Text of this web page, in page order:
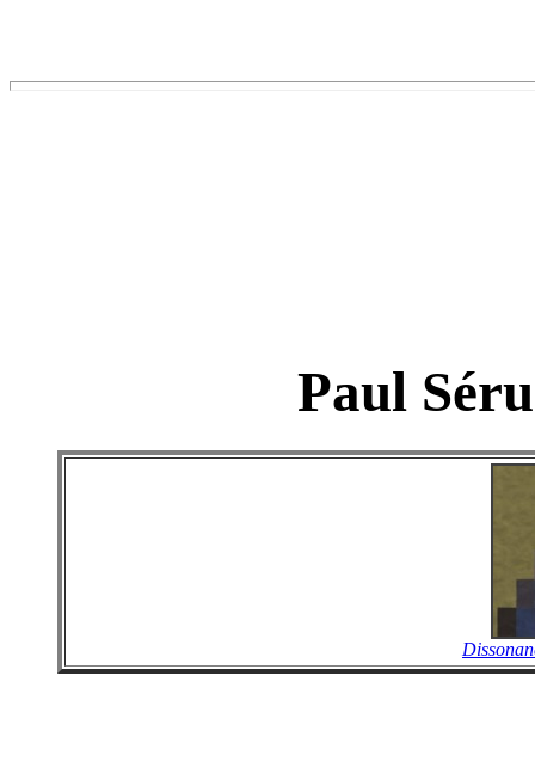
Paul